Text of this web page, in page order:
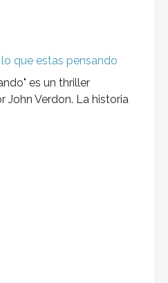
que estas pensando
es un thriller
Verdon. La historia